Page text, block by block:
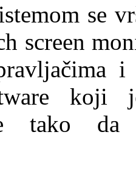
se
screen
i
koji
tako da